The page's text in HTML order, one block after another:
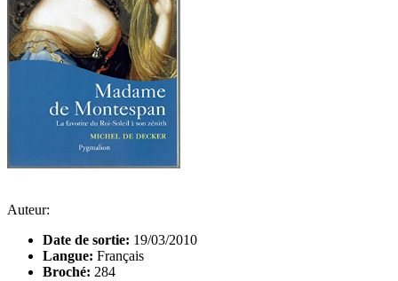
Auteur:
Date de sortie: 19/03/2010
Langue: Français
Broché: 284